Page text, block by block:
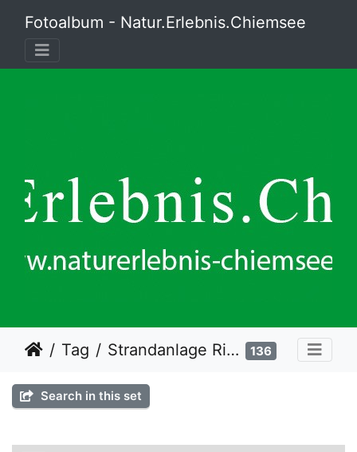
Fotoalbum - Natur.Erlebnis.Chiemsee
Tag Strandanlage Rimsting 136
Search in this set